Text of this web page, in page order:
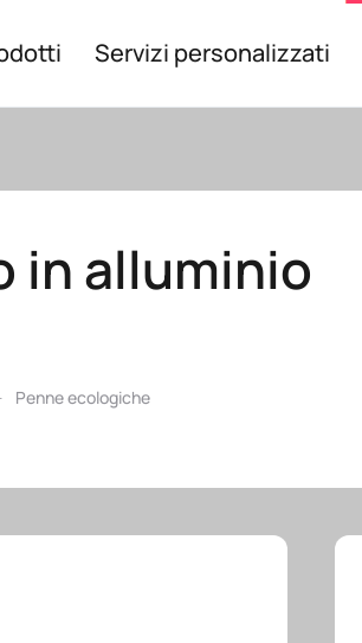
Servizi personalizzati
in alluminio
Penne ecologiche